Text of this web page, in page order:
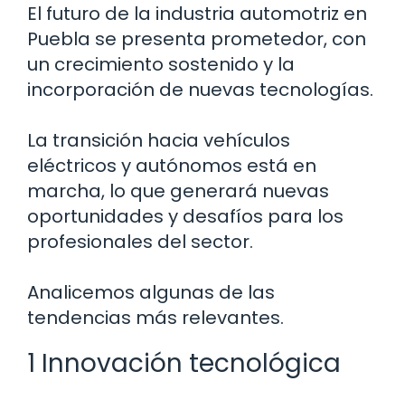
El futuro de la industria automotriz en
Puebla se presenta prometedor, con
un crecimiento sostenido y la
incorporación de nuevas tecnologías.
La transición hacia vehículos
eléctricos y autónomos está en
marcha, lo que generará nuevas
oportunidades y desafíos para los
profesionales del sector.
Analicemos algunas de las
tendencias más relevantes.
1 Innovación tecnológica